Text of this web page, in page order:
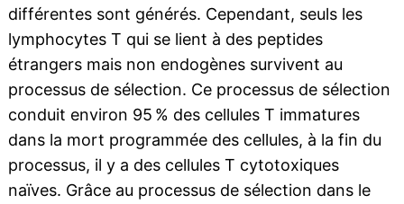
différentes sont générés. Cependant, seuls les
lymphocytes T qui se lient à des peptides
étrangers mais non endogènes survivent au
processus de sélection. Ce processus de sélection
conduit environ 95 % des cellules T immatures
dans la mort programmée des cellules, à la fin du
processus, il y a des cellules T cytotoxiques
naïves. Grâce au processus de sélection dans le